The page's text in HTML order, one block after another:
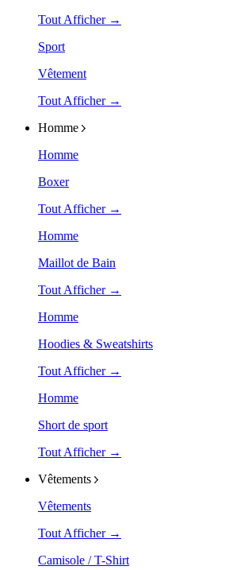
Tout Afficher →
Sport
Vêtement
Tout Afficher →
Homme
Homme
Boxer
Tout Afficher →
Homme
Maillot de Bain
Tout Afficher →
Homme
Hoodies & Sweatshirts
Tout Afficher →
Homme
Short de sport
Tout Afficher →
Vêtements
Vêtements
Tout Afficher →
Camisole / T-Shirt